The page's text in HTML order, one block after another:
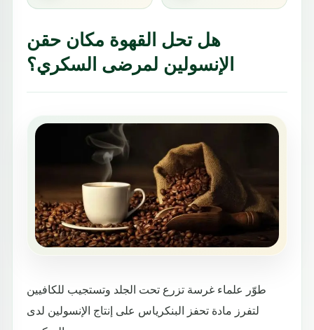
هل تحل القهوة مكان حقن
الإنسولين لمرضى السكري؟
طوّر علماء غرسة تزرع تحت الجلد وتستجيب للكافيين
لتفرز مادة تحفز البنكرياس على إنتاج الإنسولين لدى